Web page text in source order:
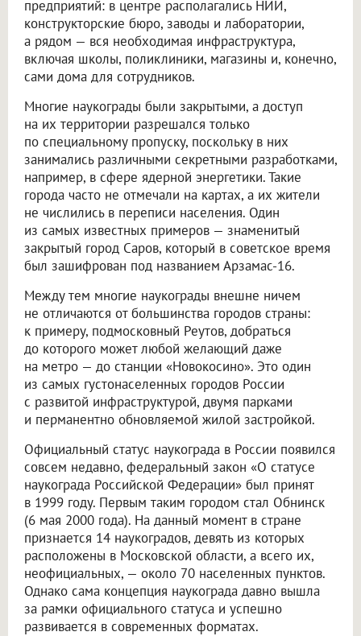
предприятий: в центре располагались НИИ,
конструкторские бюро, заводы и лаборатории,
а рядом — вся необходимая инфраструктура,
включая школы, поликлиники, магазины и, конечно,
сами дома для сотрудников.
Многие наукограды были закрытыми, а доступ
на их территории разрешался только
по специальному пропуску, поскольку в них
занимались различными секретными разработками,
например, в сфере ядерной энергетики. Такие
города часто не отмечали на картах, а их жители
не числились в переписи населения. Один
из самых известных примеров — знаменитый
закрытый город Саров, который в советское время
был зашифрован под названием Арзамас-16.
Между тем многие наукограды внешне ничем
не отличаются от большинства городов страны:
к примеру, подмосковный Реутов, добраться
до которого может любой желающий даже
на метро — до станции «Новокосино». Это один
из самых густонаселенных городов России
с развитой инфраструктурой, двумя парками
и перманентно обновляемой жилой застройкой.
Официальный статус наукограда в России появился
совсем недавно, федеральный закон «О статусе
наукограда Российской Федерации» был принят
в 1999 году. Первым таким городом стал Обнинск
(6 мая 2000 года). На данный момент в стране
признается 14 наукоградов, девять из которых
расположены в Московской области, а всего их,
неофициальных, — около 70 населенных пунктов.
Однако сама концепция наукограда давно вышла
за рамки официального статуса и успешно
развивается в современных форматах.